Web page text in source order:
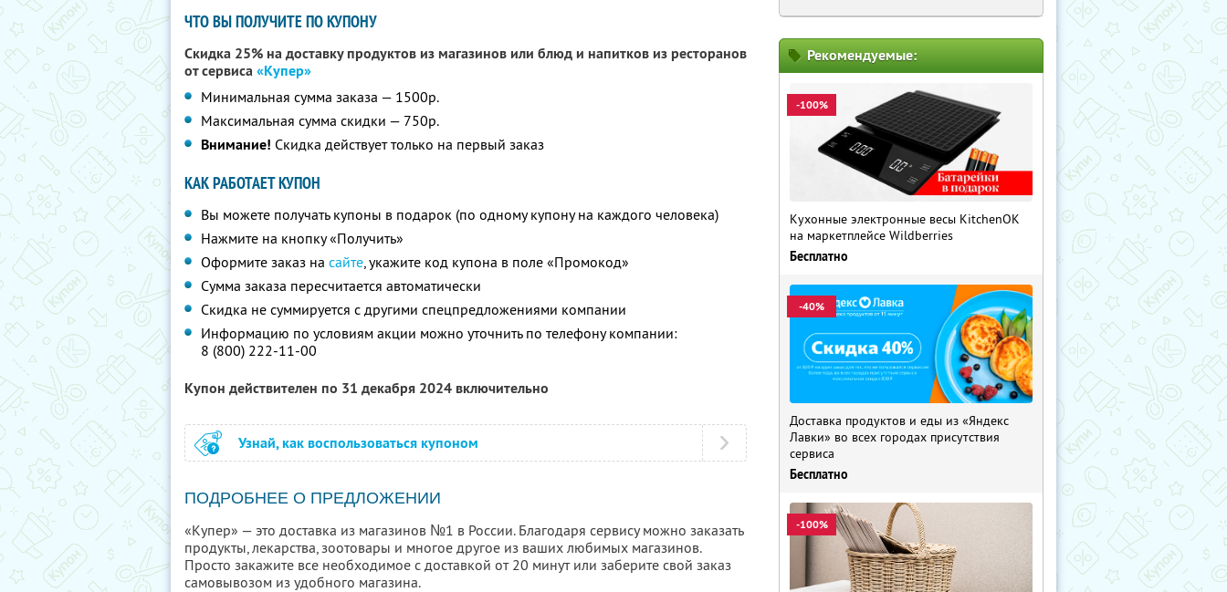
ЧТО ВЫ ПОЛУЧИТЕ ПО КУПОНУ
Скидка 25% на доставку продуктов из магазинов или блюд и напитков из ресторанов
от сервиса«Купер»
Минимальная сумма заказа — 1500р.
Максимальная сумма скидки — 750р.
Внимание! Скидка действует только на первый заказ
КАК РАБОТАЕТ КУПОН
Вы можете получать купоны в подарок (по одному купону на каждого человека)
Нажмите на кнопку «Получить»
Оформите заказ на сайте, укажите код купона в поле «Промокод»
Сумма заказа пересчитается автоматически
Скидка не суммируется с другими спецпредложениями компании
Информацию по условиям акции можно уточнить по телефону компании:
8 (800) 222-11-00
Купон действителен по 31 декабря 2024 включительно
Узнай, как воспользоваться купоном
ПОДРОБНЕЕ О ПРЕДЛОЖЕНИИ
«Купер» — это доставка из магазинов №1 в России. Благодаря сервису можно заказать
продукты, лекарства, зоотовары и многое другое из ваших любимых магазинов.
Просто закажите все необходимое с доставкой от 20 минут или заберите свой заказ
самовывозом из удобного магазина.
Рекомендуемые:
-100%
Кухонные электронные весы KitchenOK
на маркетплейсе Wildberries
Бесплатно
-40%
Доставка продуктов и еды из «Яндекс
Лавки» во всех городах присутствия
сервиса
Бесплатно
-100%